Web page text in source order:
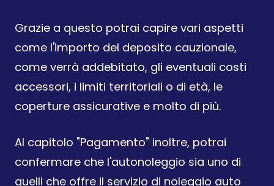
Grazie a questo potrai capire vari aspetti
come l'importo del deposito cauzionale,
come verrà addebitato, gli eventuali costi
accessori, i limiti territoriali o di età, le
coperture assicurative e molto di più.
Al capitolo "Pagamento" inoltre, potrai
confermare che l'autonoleggio sia uno di
quelli che offre il servizio di noleggio auto